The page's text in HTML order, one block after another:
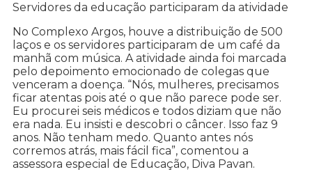
Servidores da educação participaram da atividade
No Complexo Argos, houve a distribuição de 500
laços e os servidores participaram de um café da
manhã com música. A atividade ainda foi marcada
pelo depoimento emocionado de colegas que
venceram a doença. “Nós, mulheres, precisamos
ficar atentas pois até o que não parece pode ser.
Eu procurei seis médicos e todos diziam que não
era nada. Eu insisti e descobri o câncer. Isso faz 9
anos. Não tenham medo. Quanto antes nós
corremos atrás, mais fácil fica”, comentou a
assessora especial de Educação, Diva Pavan.